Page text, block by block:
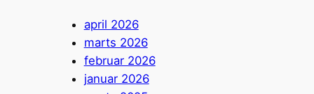
april 2026
marts 2026
februar 2026
januar 2026